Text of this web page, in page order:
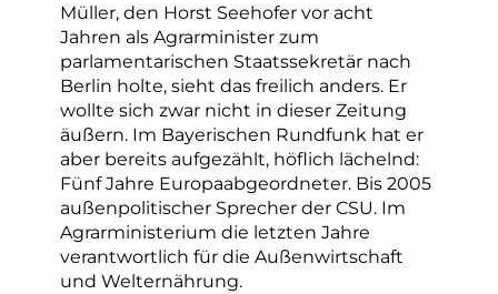
Müller, den Horst Seehofer vor acht
Jahren als Agrarminister zum
parlamentarischen Staatssekretär nach
Berlin holte, sieht das freilich anders. Er
wollte sich zwar nicht in dieser Zeitung
äußern. Im Bayerischen Rundfunk hat er
aber bereits aufgezählt, höflich lächelnd:
Fünf Jahre Europaabgeordneter. Bis 2005
außenpolitischer Sprecher der CSU. Im
Agrarministerium die letzten Jahre
verantwortlich für die Außenwirtschaft
und Welternährung.